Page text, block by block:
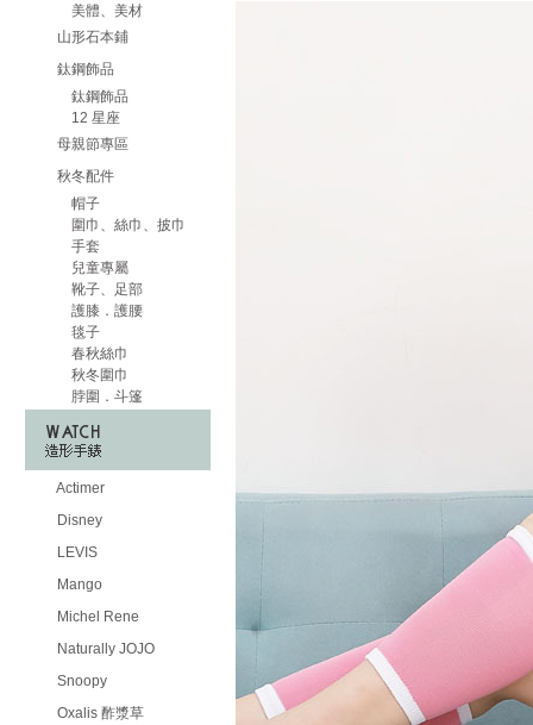
美體、美材
山形石本鋪
鈦鋼飾品
鈦鋼飾品
12 星座
母親節專區
秋冬配件
帽子
圍巾、絲巾、披巾
手套
兒童專屬
靴子、足部
護膝．護腰
毯子
春秋絲巾
秋冬圍巾
脖圍．斗篷
Actimer
Disney
LEVIS
Mango
Michel Rene
Naturally JOJO
Snoopy
Oxalis 酢漿草